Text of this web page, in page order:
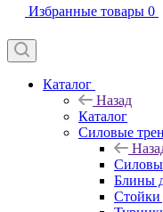
Избранные товары 0
Каталог
Назад
Каталог
Силовые
Блины
Стойки